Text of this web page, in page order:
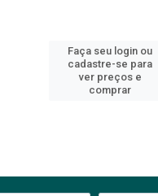
Faça seu login ou
cadastre-se para
ver preços e
comprar